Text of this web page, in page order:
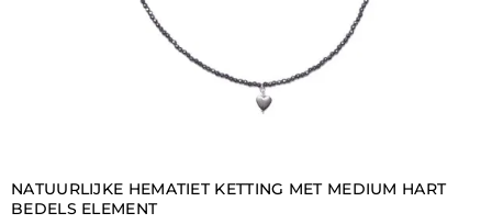
NATUURLIJKE HEMATIET KETTING MET MEDIUM HART
BEDELS ELEMENT